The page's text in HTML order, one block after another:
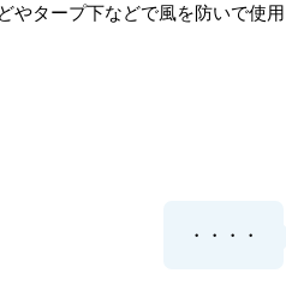
やタープ下などで風を防いで使
・・・・